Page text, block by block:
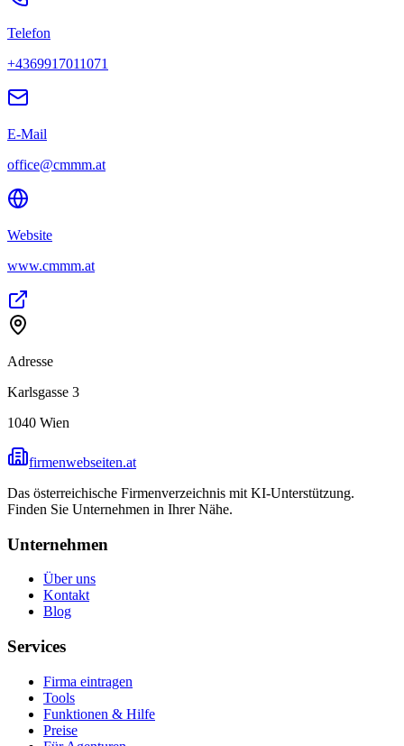
Telefon
+4369917011071
E-Mail
office@cmmm.at
Website
www.cmmm.at
Adresse
Karlsgasse 3
1040 Wien
firmenwebseiten.at
Das österreichische Firmenverzeichnis mit KI-Unterstützung.
Finden Sie Unternehmen in Ihrer Nähe.
Unternehmen
Über uns
Kontakt
Blog
Services
Firma eintragen
Tools
Funktionen & Hilfe
Preise